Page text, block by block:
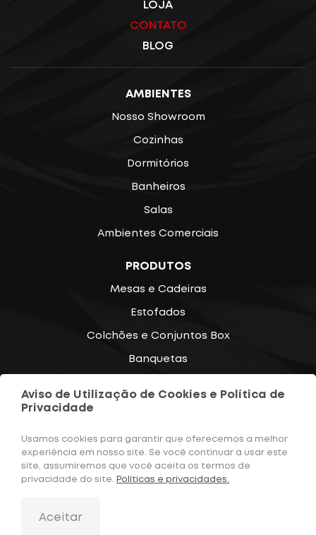
LOJA
CONTATO
BLOG
AMBIENTES
Nosso Showroom
Cozinhas
Dormitórios
Banheiros
Salas
Ambientes Comerciais
PRODUTOS
Mesas e Cadeiras
Estofados
Colchões e Conjuntos Box
Banquetas
CONTATOS
(47) 3350-5045
contato@classemoveis.com
Aviso de Utilização de Cookies e Política de
Privacidade
Usamos cookies para garantir que oferecemos a melhor
experiência em nosso site. Se você continuar a usar este
site, assumiremos que você aceita os termos de
privacidade do site.
Políticas e privacidades.
Aceitar